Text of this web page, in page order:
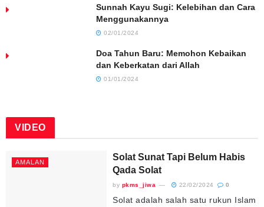
Sunnah Kayu Sugi: Kelebihan dan Cara
Menggunakannya
02/01/2024
Doa Tahun Baru: Memohon Kebaikan
dan Keberkatan dari Allah
01/01/2024
VIDEO
AMALAN
Solat Sunat Tapi Belum Habis
Qada Solat
by pkms_jiwa 22/02/2024 0
Solat adalah salah satu rukun Islam